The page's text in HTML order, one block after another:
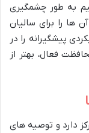
به طور چشمگیری
را برای سالیان
پیشگیرانه را در
فعال، بهتر از
دارد و توصیه های